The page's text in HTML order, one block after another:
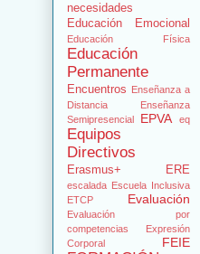
necesidades
Educación Emocional
Educación Física
Educación
Permanente
Encuentros Enseñanza a
Distancia
Enseñanza
Semipresencial
EPVA eq
Equipos
Directivos
Erasmus+ ERE
escalada Escuela Inclusiva
ETCP
Evaluación
Evaluación por
competencias
Expresión
Corporal
FEIE